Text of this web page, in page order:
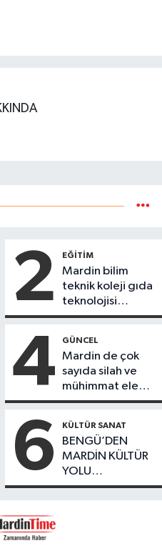
2 EĞİTİM
Mardin bilim
teknik koleji gıda
teknolojisi
öğrencileri
ürünlerini satarak
köydeki
çoçuklara kitap
desteğinde
bulundu
4 GÜNCEL
Mardin de çok
sayıda silah ve
mühimmat ele
geçirildi
6 KÜLTÜR SANAT
BENGÜ’DEN
MARDİN KÜLTÜR
YOLU
FESTIVALİ’NDE